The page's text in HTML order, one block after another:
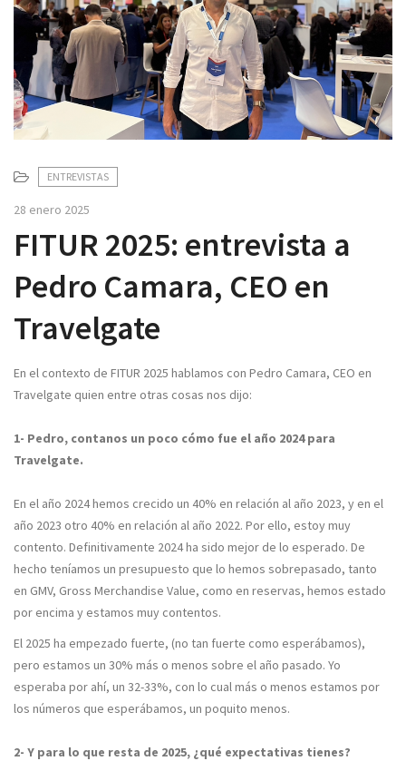
v
g
a
t
o
ENTREVISTAS
28 enero 2025
FITUR 2025: entrevista a
Pedro Camara, CEO en
Travelgate
En el contexto de FITUR 2025 hablamos con Pedro Camara, CEO en
Travelgate quien entre otras cosas nos dijo:
1- Pedro, contanos un poco cómo fue el año 2024 para
Travelgate.
En el año 2024 hemos crecido un 40% en relación al año 2023, y en el
año 2023 otro 40% en relación al año 2022. Por ello, estoy muy
contento. Definitivamente 2024 ha sido mejor de lo esperado. De
hecho teníamos un presupuesto que lo hemos sobrepasado, tanto
en GMV, Gross Merchandise Value, como en reservas, hemos estado
por encima y estamos muy contentos.
El 2025 ha empezado fuerte, (no tan fuerte como esperábamos),
pero estamos un 30% más o menos sobre el año pasado. Yo
esperaba por ahí, un 32-33%, con lo cual más o menos estamos por
los números que esperábamos, un poquito menos.
2- Y para lo que resta de 2025, ¿qué expectativas tienes?